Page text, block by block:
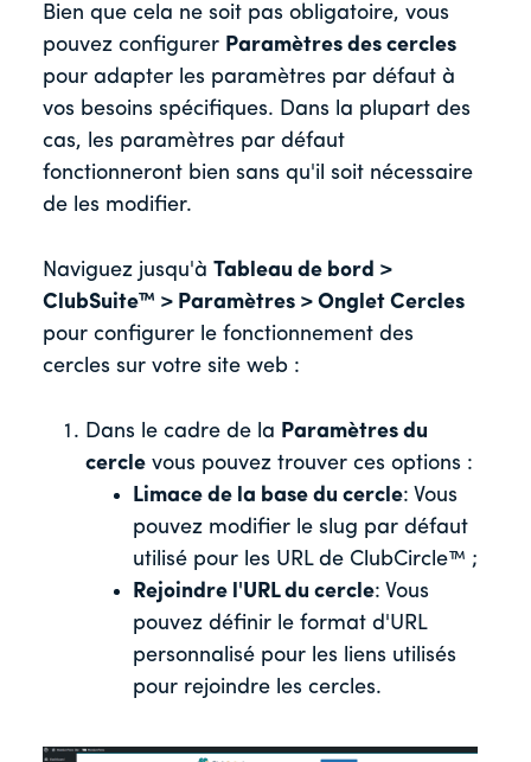
Bien que cela ne soit pas obligatoire, vous
pouvez configurer Paramètres des cercles
pour adapter les paramètres par défaut à
vos besoins spécifiques. Dans la plupart des
cas, les paramètres par défaut
fonctionneront bien sans qu'il soit nécessaire
de les modifier.
Naviguez jusqu'à Tableau de bord >
ClubSuite™ > Paramètres > Onglet Cercles
pour configurer le fonctionnement des
cercles sur votre site web :
Dans le cadre de la Paramètres du
cercle vous pouvez trouver ces options :
Limace de la base du cercle: Vous
pouvez modifier le slug par défaut
utilisé pour les URL de ClubCircle™ ;
Rejoindre l'URL du cercle: Vous
pouvez définir le format d'URL
personnalisé pour les liens utilisés
pour rejoindre les cercles.